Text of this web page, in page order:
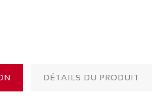
DÉTAILS DU PRODUIT